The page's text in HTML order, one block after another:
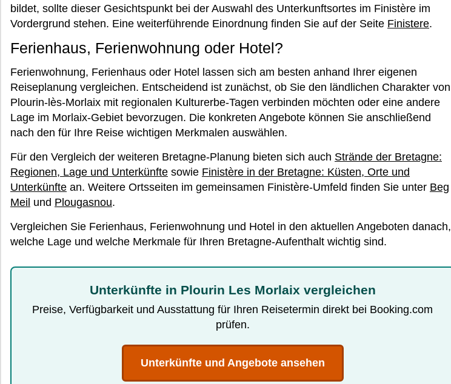
bildet, sollte dieser Gesichtspunkt bei der Auswahl des Unterkunftsortes im Finistère im
Vordergrund stehen. Eine weiterführende Einordnung finden Sie auf der Seite Finistere.
Ferienhaus, Ferienwohnung oder Hotel?
Ferienwohnung, Ferienhaus oder Hotel lassen sich am besten anhand Ihrer eigenen
Reiseplanung vergleichen. Entscheidend ist zunächst, ob Sie den ländlichen Charakter von
Plourin-lès-Morlaix mit regionalen Kulturerbe-Tagen verbinden möchten oder eine andere
Lage im Morlaix-Gebiet bevorzugen. Die konkreten Angebote können Sie anschließend
nach den für Ihre Reise wichtigen Merkmalen auswählen.
Für den Vergleich der weiteren Bretagne-Planung bieten sich auch Strände der Bretagne:
Regionen, Lage und Unterkünfte sowie Finistère in der Bretagne: Küsten, Orte und
Unterkünfte an. Weitere Ortsseiten im gemeinsamen Finistère-Umfeld finden Sie unter Beg
Meil und Plougasnou.
Vergleichen Sie Ferienhaus, Ferienwohnung und Hotel in den aktuellen Angeboten danach,
welche Lage und welche Merkmale für Ihren Bretagne-Aufenthalt wichtig sind.
Unterkünfte in Plourin Les Morlaix vergleichen
Preise, Verfügbarkeit und Ausstattung für Ihren Reisetermin direkt bei Booking.com
prüfen.
Unterkünfte und Angebote ansehen